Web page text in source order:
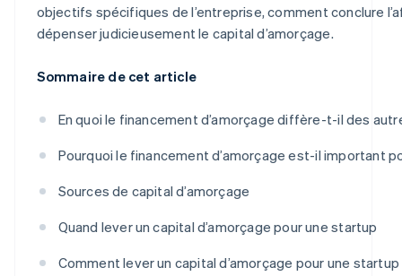
objectifs spécifiques de l’entreprise, comment conclure
dépenser judicieusement le capital d’amorçage.
Sommaire de cet article
En quoi le financement d’amorçage diffère-t-il des
Pourquoi le financement d’amorçage est-il important
Sources de capital d’amorçage
Quand lever un capital d’amorçage pour une startup
Comment lever un capital d’amorçage pour une startup